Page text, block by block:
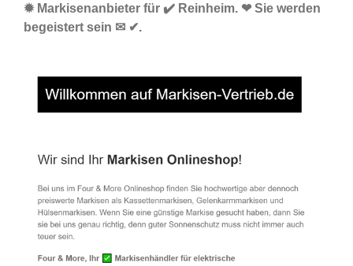
✹ Markisenanbieter für ✔️ Reinheim. ❤ Sie werden
begeistert sein ✉ ✔.